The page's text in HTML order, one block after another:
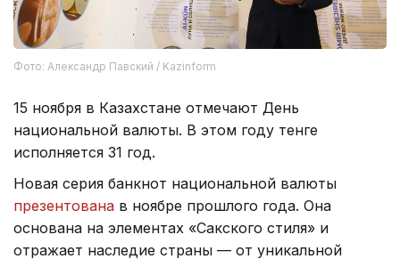
Фото: Александр Павский / Kazinform
15 ноября в Казахстане отмечают День
национальной валюты. В этом году тенге
исполняется 31 год.
Новая серия банкнот национальной валюты
презентована в ноябре прошлого года. Она
основана на элементах «Сакского стиля» и
отражает наследие страны — от уникальной